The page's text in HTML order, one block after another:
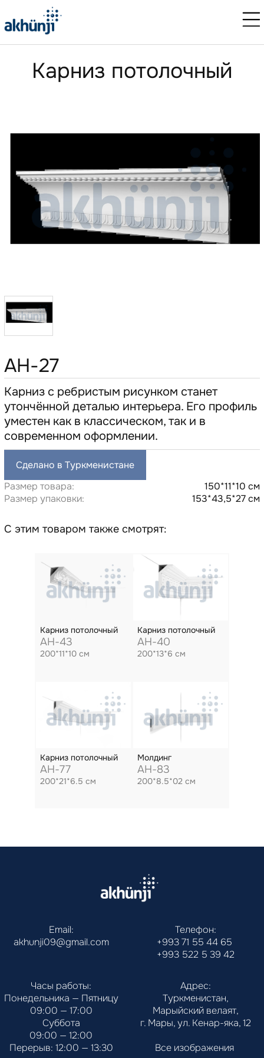
Карниз потолочный
AH-27
Карниз с ребристым рисунком станет
утончённой деталью интерьера. Его профиль
уместен как в классическом, так и в
современном оформлении.
Сделано в Туркменистане
Размер товара:
150*11*10 см
Размер упаковки:
153*43,5*27 см
С этим товаром также смотрят:
Карниз потолочный
AH-43
200*11*10 см
Карниз потолочный
AH-40
200*13*6 см
Карниз потолочный
AH-77
200*21*6.5 см
Молдинг
AH-83
200*8.5*02 см
Email:
akhunji09@gmail.com
Телефон:
+993 71 55 44 65
+993 522 5 39 42
Часы работы:
Понедельника — Пятницу
09:00 — 17:00
Суббота
09:00 — 12:00
Перерыв: 12:00 — 13:30
Адрес:
Туркменистан,
Марыйский велаят,
г. Мары, ул. Кенар-яка, 12
Все изображения